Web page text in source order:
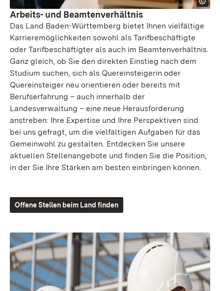
Arbeits- und Beamtenverhältnis
Das Land Baden-Württemberg bietet Ihnen vielfältige
Karrieremöglichkeiten sowohl als Tarifbeschäftigte
oder Tarifbeschäftigter als auch im Beamtenverhältnis.
Ganz gleich, ob Sie den direkten Einstieg nach dem
Studium suchen, sich als Quereinsteigerin oder
Quereinsteiger neu orientieren oder bereits mit
Berufserfahrung – auch innerhalb der
Landesverwaltung – eine neue Herausforderung
anstreben: Ihre Expertise und Ihre Perspektiven sind
bei uns gefragt, um die vielfältigen Aufgaben für das
Gemeinwohl zu gestalten. Entdecken Sie unsere
aktuellen Stellenangebote und finden Sie die Position,
in der Sie Ihre Stärken am besten einbringen können.
Offene Stellen beim Land finden